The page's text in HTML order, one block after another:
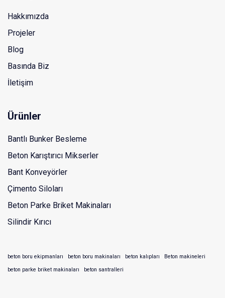
Hakkımızda
Projeler
Blog
Basında Biz
İletişim
Ürünler
Bantlı Bunker Besleme
Beton Karıştırıcı Mikserler
Bant Konveyörler
Çimento Siloları
Beton Parke Briket Makinaları
Silindir Kırıcı
beton boru ekipmanları beton boru makinaları beton kalıpları
Beton makineleri
beton parke briket makinaları
beton santralleri